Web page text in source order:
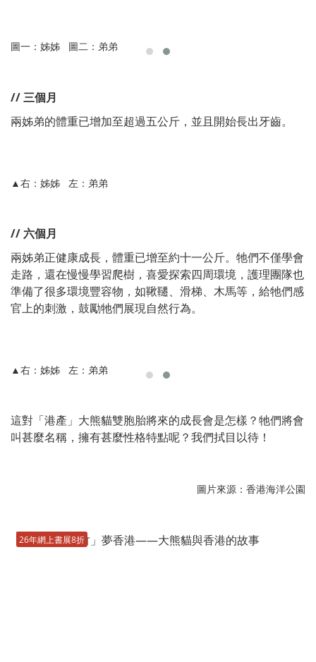
圖一：姊姊 圖二：弟弟
// 三個月
兩姊弟的體重已增加至超過五公斤，並且開始長出牙齒。
▲右：姊姊 左：弟弟
// 六個月
兩姊弟正健康成長，體重已增至約十一公斤。牠們不僅學會
走路，還在慢慢學習爬樹，喜愛探索四周環境，護理團隊也
準備了很多環境豐容物，如鞦韆、滑梯、木馬等，給牠們感
官上的刺激，鼓勵牠們展現自然行為。
▲右：姊姊 左：弟弟
這對「港產」大熊貓雙胞胎將來的成長會是怎樣？牠們將會
叫甚麼名稱，擁有甚麼性格特點呢？我們拭目以待！
圖片來源：香港海洋公園
26年網上書展8折